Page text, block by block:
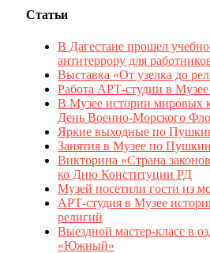
Статьи
В Дагестане прошел
антитеррору для
Выставка «От узелка до
Работа АРТ-студии в
В Музее истории мировых
День Военно-Морского
Яркие выходные по
Занятия в Музее по
Викторина «Страна
ко Дню Конституции РД
Музей посетили гости из
АРТ-студия в Музее
религий
Выездной мастер-класс в
«Южный»